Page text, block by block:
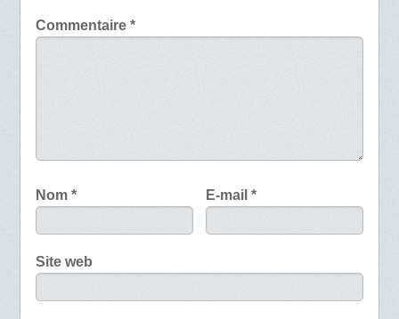
Commentaire *
Nom * E-mail*
Site web